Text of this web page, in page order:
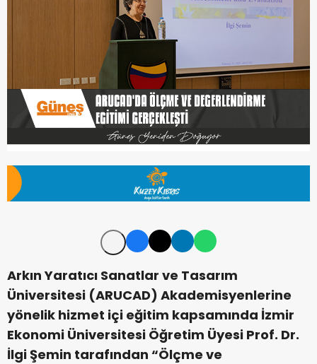
Arkın Yaratıcı Sanatlar ve Tasarım
Üniversitesi (ARUCAD) Akademisyenlerine
yönelik hizmet içi eğitim kapsamında İzmir
Ekonomi Üniversitesi Öğretim Üyesi Prof. Dr.
İlgi Şemin tarafından “Ölçme ve